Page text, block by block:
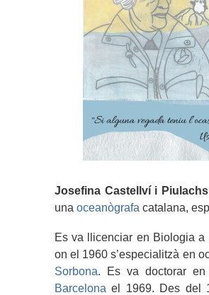
Josefina Castellví i Piulachs
una oceanògrafa catalana,
Es va llicenciar en Biologia
on el 1960 s’especialitzà en
Sorbona. Es va doctorar
Barcelona el 1969. Des del